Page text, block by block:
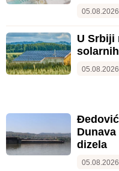
05.08.2026.
U Srbiji
05.08.2026.
dizela
05.08.2026.